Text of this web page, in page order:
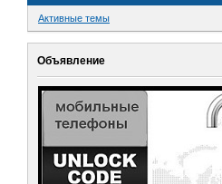
Активные темы
Объявление